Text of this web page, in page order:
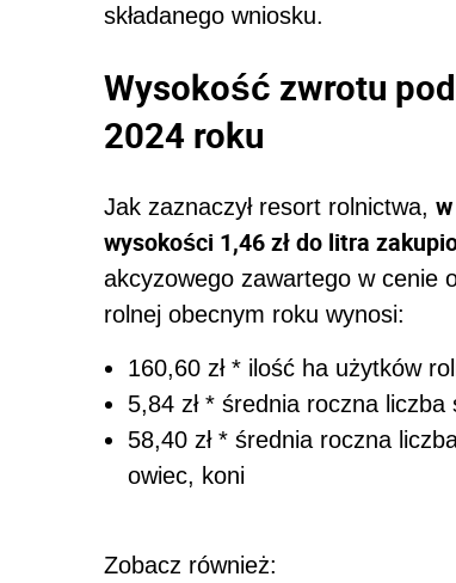
składanego wniosku.
Wysokość zwrotu
2024 roku
Jak zaznaczył resort rolnictwa,
wysokości 1,46 zł do litra
akcyzowego zawartego w cenie
rolnej obecnym roku wynosi:
160,60 zł * ilość ha użytków
5,84 zł * średnia roczna liczba
58,40 zł * średnia roczna
owiec, koni
Zobacz również: